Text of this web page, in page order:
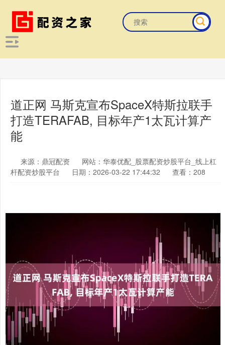
道正网 马斯克宣布SpaceX特斯拉联手
打造TERAFAB, 目标年产1太瓦计算产
能
来源：鼎冠配资
网站：华泰优配_股票配资炒股平台_线上杠
杆配资炒股平台
日期：2026-03-22 17:44:32 查看：208